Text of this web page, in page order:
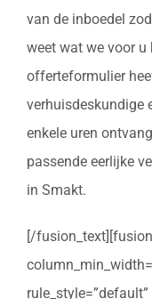
van de inboedel
weet wat we voor u
offerteformulier
verhuisdeskundige
enkele uren
passende eerlijke
in Smakt.
[/
rule_style=”default”